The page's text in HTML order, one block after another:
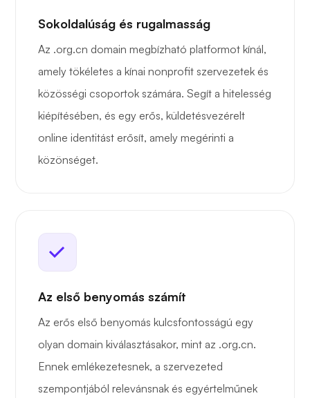
Sokoldalúság és rugalmasság
Az .org.cn domain megbízható platformot kínál,
amely tökéletes a kínai nonprofit szervezetek és
közösségi csoportok számára. Segít a hitelesség
kiépítésében, és egy erős, küldetésvezérelt
online identitást erősít, amely megérinti a
közönséget.
Az első benyomás számít
Az erős első benyomás kulcsfontosságú egy
olyan domain kiválasztásakor, mint az .org.cn.
Ennek emlékezetesnek, a szervezeted
szempontjából relevánsnak és egyértelműnek